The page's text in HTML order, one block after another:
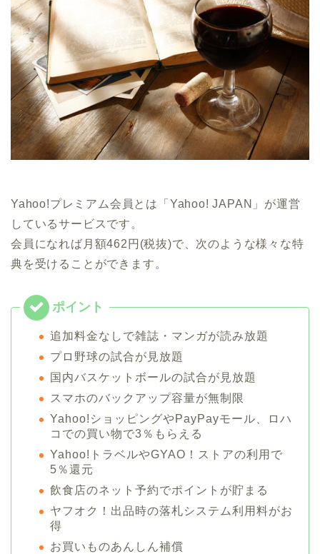
Yahoo!プレミアム会員とは「Yahoo! JAPAN」が運営
しているサービスです。
会員になれば月額462円(税抜)で、次のような様々な特
典を受けることができます。
追加料金なしで雑誌・マンガが読み放題
プロ野球の試合が見放題
国内バスケットボールの試合が見放題
スマホのバックアップ容量が無制限
Yahoo!ショッピングやPayPayモール、ロハ
コでの買い物で3％もらえる
Yahoo!トラベルやGYAO！ストアの利用で
5％還元
飲食店のネット予約でポイントが貯まる
ヤフオク！出品時の落札システム利用料がお
得
お買いものあんしん補償